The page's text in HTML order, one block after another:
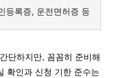
등록증, 운전면허증 등
단하지만, 꼼꼼히 준비해
확인과 신청 기한 준수는